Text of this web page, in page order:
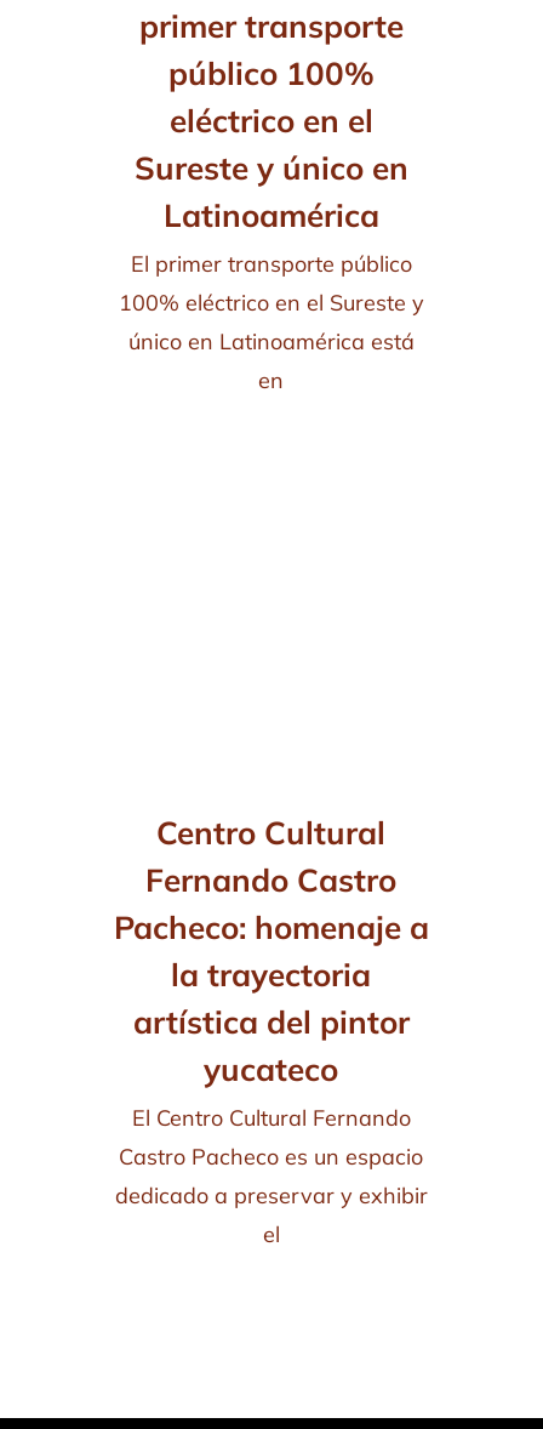
primer transporte
público 100%
eléctrico en el
Sureste y único en
Latinoamérica
El primer transporte público
100% eléctrico en el Sureste y
único en Latinoamérica está
en
Centro Cultural
Fernando Castro
Pacheco: homenaje a
la trayectoria
artística del pintor
yucateco
El Centro Cultural Fernando
Castro Pacheco es un espacio
dedicado a preservar y exhibir
el